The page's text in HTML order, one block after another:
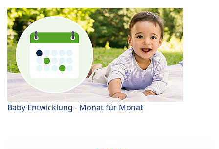
Baby Entwicklung - Monat für Monat